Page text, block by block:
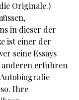
Originale.)
in dieser der
ist einer der
seine Essays
anderen erfuhren
–
Ihre